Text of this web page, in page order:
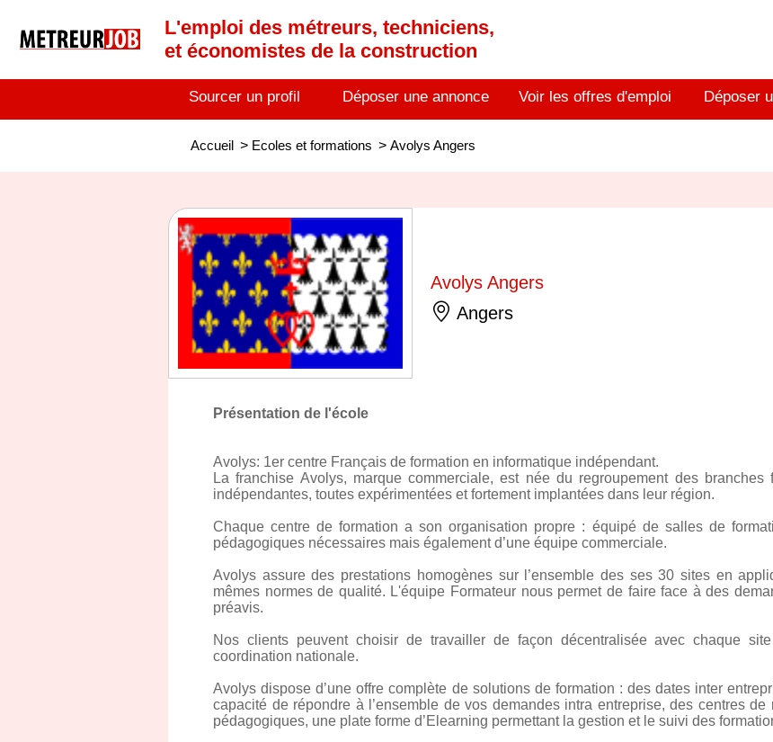
L'emploi des métreurs, techniciens,
et économistes de la construction
Sourcer un profil Déposer une annonce Voir les offres d'emploi Déposer
Accueil > Ecoles et formations > Avolys Angers
Avolys Angers
Angers
Présentation de l'école
Avolys: 1er centre Français de formation en informatique indépendant.
La franchise Avolys, marque commerciale, est née du regroupement des branches
indépendantes, toutes expérimentées et fortement implantées dans leur région.
Chaque centre de formation a son organisation propre : équipé de salles de
pédagogiques nécessaires mais également d’une équipe commerciale.
Avolys assure des prestations homogènes sur l’ensemble des ses 30 sites en
mêmes normes de qualité. L'équipe Formateur nous permet de faire face à des
préavis.
Nos clients peuvent choisir de travailler de façon décentralisée avec chaque
coordination nationale.
Avolys dispose d’une offre complète de solutions de formation : des dates inter
capacité de répondre à l’ensemble de vos demandes intra entreprise, des centres
pédagogiques, une plate forme d’Elearning permettant la gestion et le suivi des